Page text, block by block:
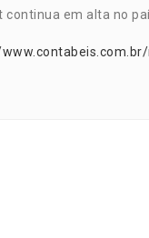
continua em alta no